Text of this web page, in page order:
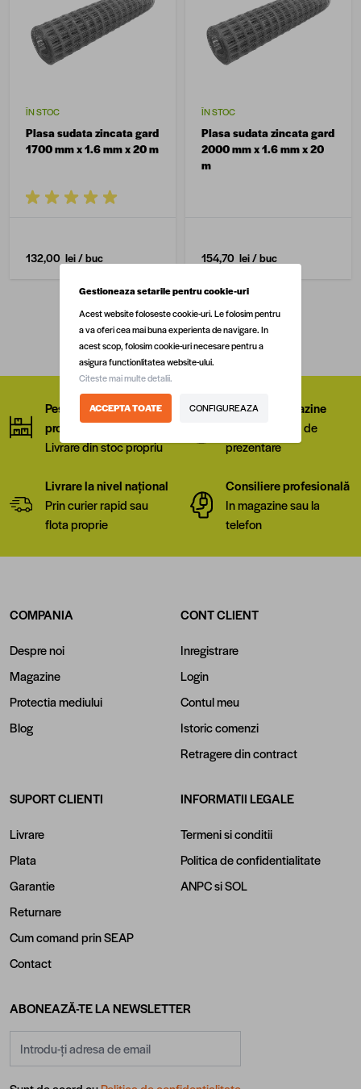
ÎN STOC
Plasa sudata zincata gard
1700 mm x 1.6 mm x 20 m
132,00 lei/ buc
ÎN STOC
Plasa sudata zincata gard
2000 mm x 1.6 mm x 20
m
154,70 lei/ buc
Peste 8.000 de
produse
Livrare din stoc propriu
Rețea de magazine
8 showroomuri de
prezentare
Livrare la nivel național
Prin curier rapid sau
flota proprie
Consiliere profesională
In magazine sau la
telefon
COMPANIA
Despre noi
Magazine
Protectia mediului
Blog
CONT CLIENT
Inregistrare
Login
Contul meu
Istoric comenzi
Retragere din contract
SUPORT CLIENTI
Livrare
Plata
Garantie
Returnare
Cum comand prin SEAP
Contact
INFORMATII LEGALE
Termeni si conditii
Politica de confidentialitate
ANPCsiSOL
ABONEAZĂ-TE LA NEWSLETTER
Gestioneaza setarile pentru cookie-uri
Acest website foloseste cookie-uri. Le folosim pentru
a va oferi cea mai buna experienta de navigare. In
acest scop, folosim cookie-uri necesare pentru a
asigura functionlitatea website-ului.
Citeste mai multe detalii.
ACCEPTA TOATE CONFIGUREAZA